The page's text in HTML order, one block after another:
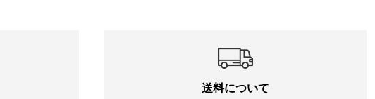
送料について